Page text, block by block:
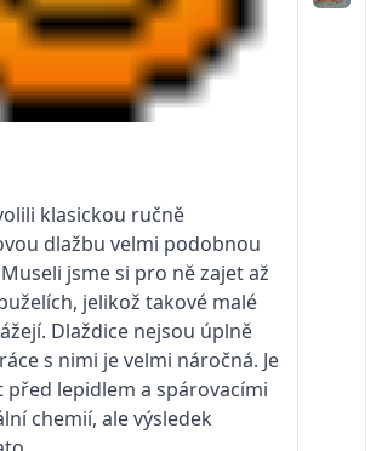
klasickou ručně
dlažbu velmi podobnou
jsme si pro ně zajet až
jelikož takové malé
Dlaždice nejsou úplně
s nimi je velmi náročná. Je
lepidlem a spárovacími
chemií, ale výsledek